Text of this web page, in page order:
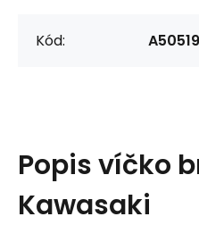
Kód:
Popisvíčko
Kawasaki